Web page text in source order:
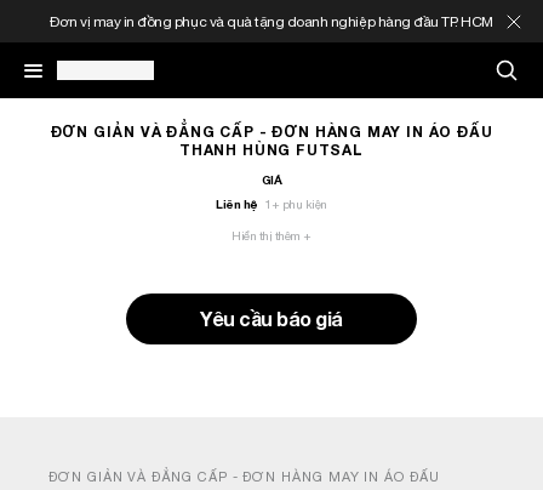
Đơn vị may in đồng phục và quà tặng doanh nghiệp hàng đầu TP. HCM
May In Đồng Phục
Quà Tặng Doanh Nghiệp
Gia Công Thời Trang
ĐƠN GIẢN VÀ ĐẲNG CẤP - ĐƠN HÀNG MAY IN ÁO ĐẤU
THANH HÙNG FUTSAL
GIÁ
Liên hệ
1 + phụ kiện
Hiển thị thêm +
Yêu cầu báo giá
ĐƠN GIẢN VÀ ĐẲNG CẤP - ĐƠN HÀNG MAY IN ÁO ĐẤU